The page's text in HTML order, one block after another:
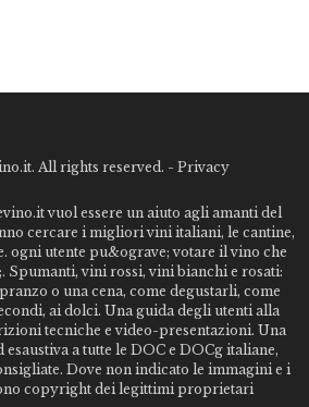
All rights reserved. - Privacy
vuol essere un aiuto agli amanti del
cercare i migliori vini italiani, le cantine,
ogni utente pu&ograve; votare il vino che
Spumanti, vini rossi, vini bianchi e rosati:
o una cena, come degustarli, come
ai dolci. Una guida degli utenti alla
tecniche e video-presentazioni. Una
a tutte le DOC e DOCg italiane,
Dove non indicato le immagini e i
copyright dei legittimi proprietari